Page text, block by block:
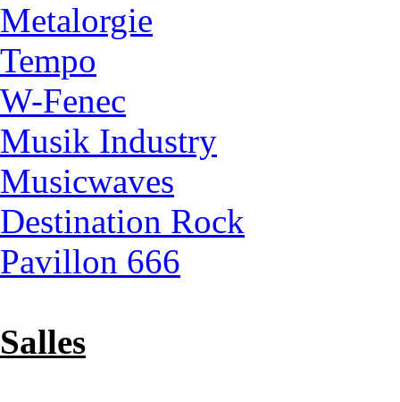
Metalorgie
Tempo
W-Fenec
Musik Industry
Musicwaves
Destination Rock
Pavillon 666
Salles